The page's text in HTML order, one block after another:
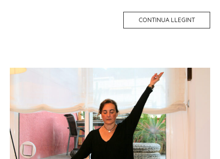
CONTINUA LLEGINT